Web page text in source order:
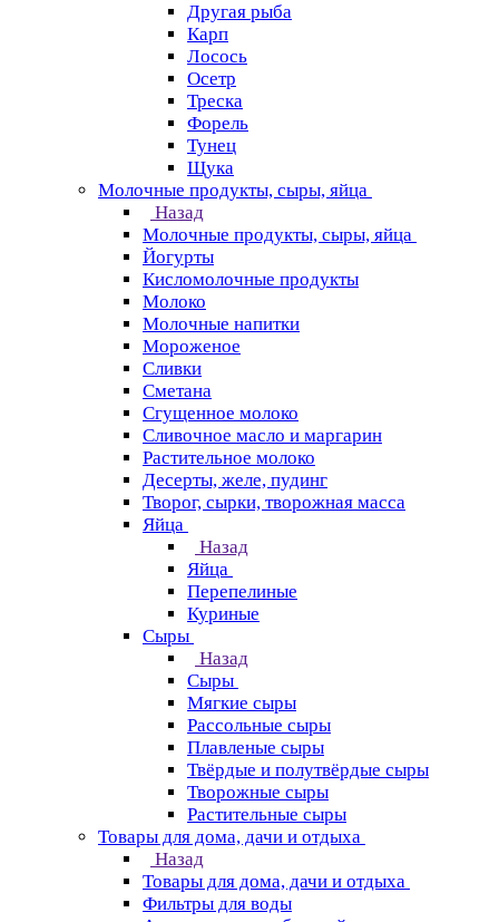
Другая рыба
Карп
Лосось
Осетр
Треска
Форель
Тунец
Щука
Молочные продукты, сыры, яйца
Назад
Молочные продукты, сыры, яйца
Йогурты
Кисломолочные продукты
Молоко
Молочные напитки
Мороженое
Сливки
Сметана
Сгущенное молоко
Сливочное масло и маргарин
Растительное молоко
Десерты, желе, пудинг
Творог, сырки, творожная масса
Яйца
Назад
Яйца
Перепелиные
Куриные
Сыры
Назад
Сыры
Мягкие сыры
Рассольные сыры
Плавленые сыры
Твёрдые и полутвёрдые сыры
Творожные сыры
Растительные сыры
Товары для дома, дачи и отдыха
Назад
Товары для дома, дачи и отдыха
Фильтры для воды